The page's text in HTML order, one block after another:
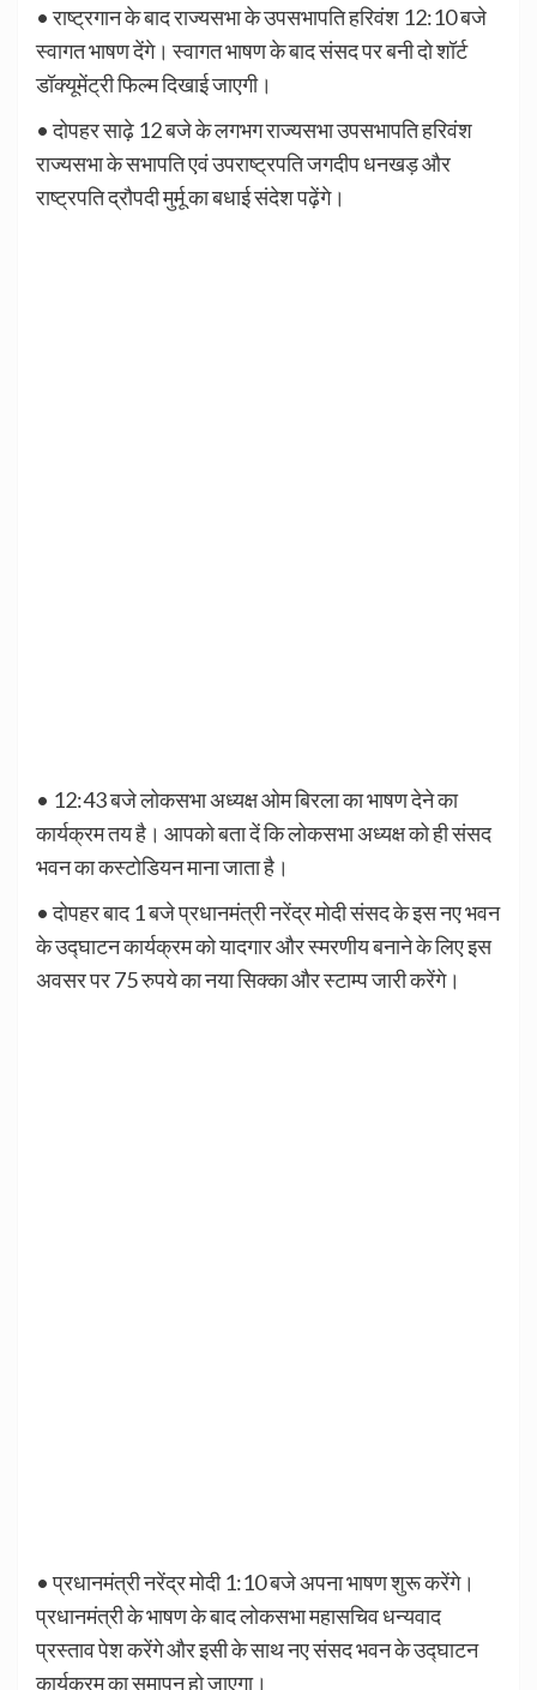
• राष्ट्रगान के बाद राज्यसभा के उपसभापति हरिवंश 12:10 बजे
स्वागत भाषण देंगे। स्वागत भाषण के बाद संसद पर बनी दो शॉर्ट
डॉक्यूमेंट्री फिल्म दिखाई जाएगी।
• दोपहर साढ़े 12 बजे के लगभग राज्यसभा उपसभापति हरिवंश
राज्यसभा के सभापति एवं उपराष्ट्रपति जगदीप धनखड़ और
राष्ट्रपति द्रौपदी मुर्मू का बधाई संदेश पढ़ेंगे।
• 12:43 बजे लोकसभा अध्यक्ष ओम बिरला का भाषण देने का
कार्यक्रम तय है। आपको बता दें कि लोकसभा अध्यक्ष को ही संसद
भवन का कस्टोडियन माना जाता है।
• दोपहर बाद 1 बजे प्रधानमंत्री नरेंद्र मोदी संसद के इस नए भवन
के उद्घाटन कार्यक्रम को यादगार और स्मरणीय बनाने के लिए इस
अवसर पर 75 रुपये का नया सिक्का और स्टाम्प जारी करेंगे।
• प्रधानमंत्री नरेंद्र मोदी 1:10 बजे अपना भाषण शुरू करेंगे।
प्रधानमंत्री के भाषण के बाद लोकसभा महासचिव धन्यवाद
प्रस्ताव पेश करेंगे और इसी के साथ नए संसद भवन के उद्घाटन
कार्यक्रम का समापन हो जाएगा।